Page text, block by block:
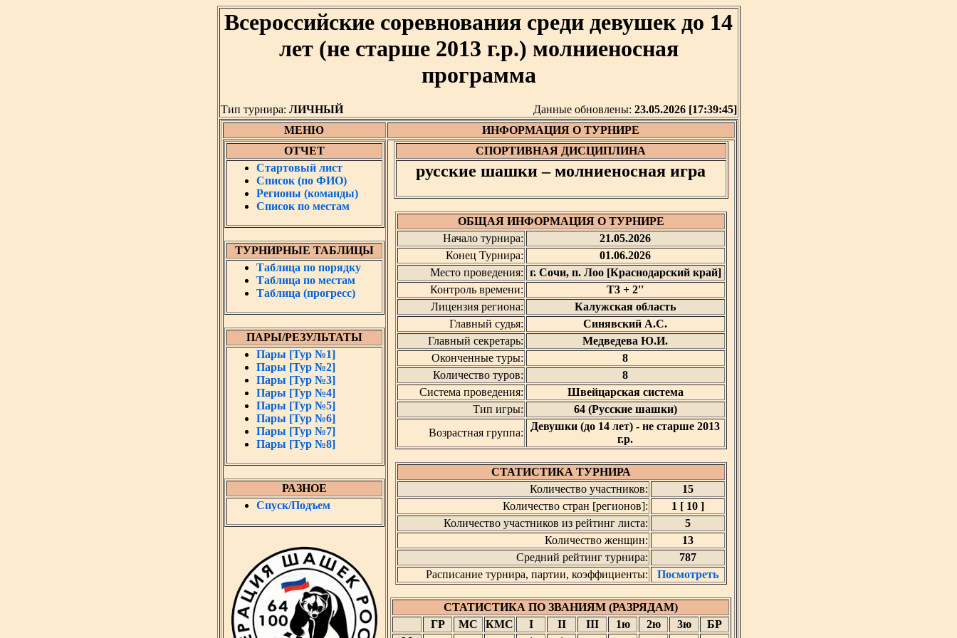
Всероссийские соревнования среди девушек до 14
лет (не старше 2013 г.р.) молниеносная
программа
Тип турнира: ЛИЧНЫЙ Данные обновлены: 23.05.2026 [17:39:45]
МЕНЮ
ИНФОРМАЦИЯ О ТУРНИРЕ
ОТЧЕТ
Стартовый лист
Список (по ФИО)
Регионы (команды)
Список по местам
ТУРНИРНЫЕ ТАБЛИЦЫ
Таблица по порядку
Таблица по местам
Таблица (прогресс)
ПАРЫ/РЕЗУЛЬТАТЫ
Пары [Тур №1]
Пары [Тур №2]
Пары [Тур №3]
Пары [Тур №4]
Пары [Тур №5]
Пары [Тур №6]
Пары [Тур №7]
Пары [Тур №8]
РАЗНОЕ
Спуск/Подъем
СПОРТИВНАЯ ДИСЦИПЛИНА
русские шашки – молниеносная игра
ОБЩАЯ ИНФОРМАЦИЯ О ТУРНИРЕ
Начало турнира:
21.05.2026
Конец Турнира:
01.06.2026
Место проведения: г. Сочи, п. Лоо [Краснодарский край]
Контроль времени:
T3 + 2''
Лицензия региона:
Калужская область
Главный судья:
Синявский А.С.
Главный секретарь:
Медведева Ю.И.
Оконченные туры:
8
Количество туров:
8
Система проведения:
Швейцарская система
Тип игры:
64 (Русские шашки)
Возрастная группа:
Девушки (до 14 лет) - не старше 2013
г.р.
СТАТИСТИКА ТУРНИРА
Количество участников:
15
Количество стран [регионов]:
1 [ 10 ]
Количество участников из рейтинг листа:
5
Количество женщин:
13
Средний рейтинг турнира:
787
Расписание турнира, партии, коэффициенты:
Посмотреть
СТАТИСТИКА ПО ЗВАНИЯМ (РАЗРЯДАМ)
ГР
МС КМС I II III 1ю 2ю 3ю
БР